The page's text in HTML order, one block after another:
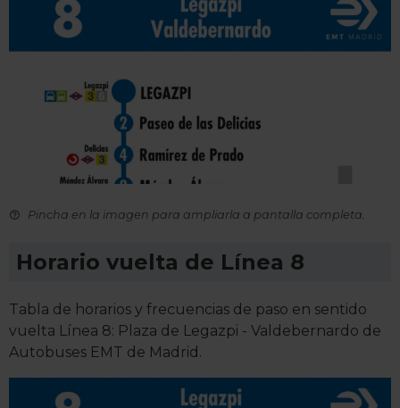
Pincha en la imagen para ampliarla a pantalla completa.
Horario vuelta de Línea 8
Tabla de horarios y frecuencias de paso en sentido
vuelta Línea 8: Plaza de Legazpi - Valdebernardo de
Autobuses EMT de Madrid.